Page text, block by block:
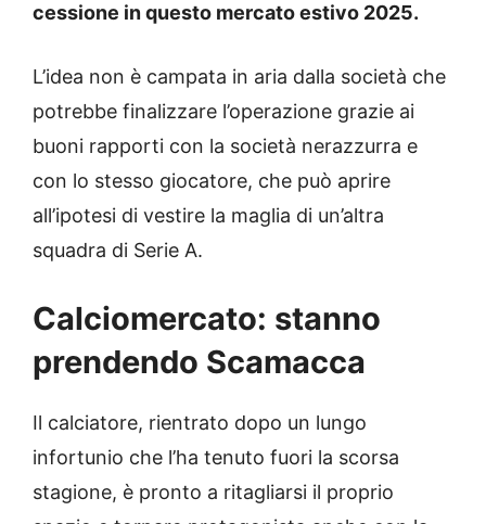
cessione in questo mercato estivo 2025.
L’idea non è campata in aria dalla società che
potrebbe finalizzare l’operazione grazie ai
buoni rapporti con la società nerazzurra e
con lo stesso giocatore, che può aprire
all’ipotesi di vestire la maglia di un’altra
squadra di Serie A.
Calciomercato: stanno
prendendo Scamacca
Il calciatore, rientrato dopo un lungo
infortunio che l’ha tenuto fuori la scorsa
stagione, è pronto a ritagliarsi il proprio